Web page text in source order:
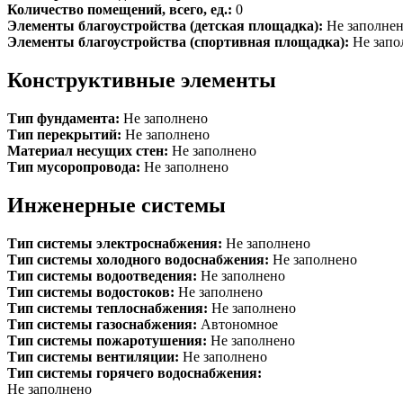
Количество помещений, всего, ед.: 0
Элементы благоустройства (детская площадка): Не
Элементы благоустройства (спортивная площадка): Не
Конструктивные элементы
Тип фундамента: Не заполнено
Тип перекрытий: Не заполнено
Материал несущих стен: Не заполнено
Тип мусоропровода: Не заполнено
Инженерные системы
Тип системы электроснабжения: Не заполнено
Тип системы холодного водоснабжения: Не заполнено
Тип системы водоотведения: Не заполнено
Тип системы водостоков: Не заполнено
Тип системы теплоснабжения: Не заполнено
Тип системы газоснабжения: Автономное
Тип системы пожаротушения: Не заполнено
Тип системы вентиляции: Не заполнено
Тип системы горячего водоснабжения:
Не заполнено